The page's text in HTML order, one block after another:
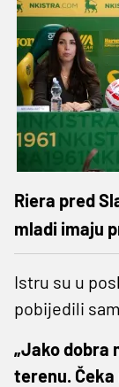
Riera pred
mladi imaju
Istru su u
pobijedili
„Jako dobra
terenu.